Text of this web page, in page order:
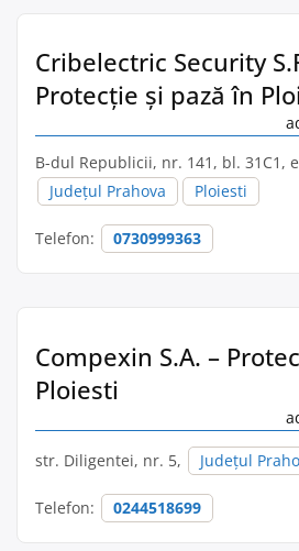
Cribelectric Security
Protecție și pază în
B-dul Republicii, nr. 141, bl. 31C1,
Județul Prahova
Ploiesti
Telefon: 0730999363
Compexin S.A. –
Ploiesti
str. Diligentei, nr. 5, Județul
Telefon: 0244518699